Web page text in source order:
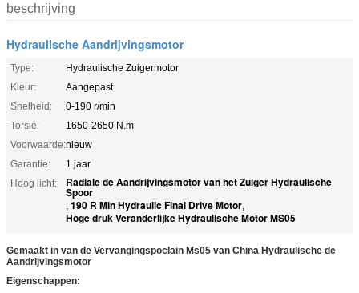
beschrijving
Hydraulische Aandrijvingsmotor
Type:
Hydraulische Zuigermotor
Kleur:
Aangepast
Snelheid:
0-190 r/min
Torsie:
1650-2650 N.m
Voorwaarde:nieuw
Garantie:
1 jaar
Hoog licht:
Radiale de Aandrijvingsmotor van het Zuiger Hydraulische
Spoor
, 190 R Min Hydraulic Final Drive Motor,
Hoge druk Veranderlijke Hydraulische Motor MS05
Gemaakt in van de Vervangingspoclain Ms05 van China Hydraulische de
Aandrijvingsmotor
Eigenschappen: